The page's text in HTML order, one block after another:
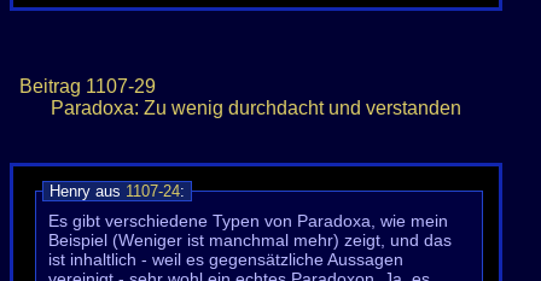
Beitrag 1107-29
Paradoxa: Zu wenig durchdacht und verstanden
Henry aus 1107-24:
Es gibt verschiedene Typen von Paradoxa, wie mein
Beispiel (Weniger ist manchmal mehr) zeigt, und das
ist inhaltlich - weil es gegensätzliche Aussagen